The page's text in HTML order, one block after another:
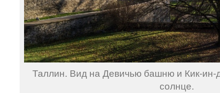
Таллин. Вид на Девичью башню и Кик-ин-
солнце.